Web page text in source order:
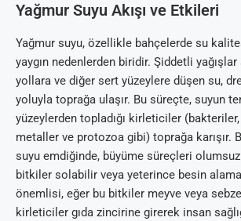
Yağmur Suyu Akışı ve Etkileri
Yağmur suyu, özellikle bahçelerde su
yaygın nedenlerden biridir. Şiddetli yağışlar
yollara ve diğer sert yüzeylere düşen su,
yoluyla toprağa ulaşır. Bu süreçte, suyun
yüzeylerden topladığı kirleticiler (bakteriler,
metaller ve protozoa gibi) toprağa karışır.
suyu emdiğinde, büyüme süreçleri
bitkiler solabilir veya yeterince besin
önemlisi, eğer bu bitkiler meyve veya
kirleticiler gıda zincirine girerek insan